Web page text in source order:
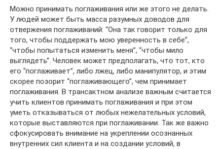
Можно принимать поглаживания или же этого не делать.
У людей может быть масса разумных доводов для
отвержения поглаживаний: “Она так говорит только для
того, чтобы поддержать мою уверенность в себе”,
“чтобы попытаться изменить меня”, “чтобы мило
выглядеть”. Человек может предполагать, что тот, кто
его “поглаживает”, либо лжец, либо манипулятор, и этим
скорее позорит “поглаживающего”, чем принимает
поглаживания. В трансактном анализе важным считается
учить клиентов принимать поглаживания и при этом
уметь отказываться от любых нежелательных условий,
которые выставляются при поглаживании. Так же важно
сфокусировать внимание на укреплении осознанных
внутренних сил клиента и на создании условий, в